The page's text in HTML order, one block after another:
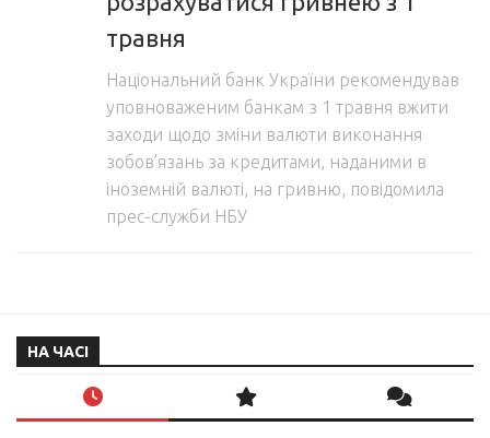
травня
Національний банк України рекомендував
уповноваженим банкам з 1 травня вжити
заходи щодо зміни валюти виконання
зобов’язань за кредитами, наданими в
іноземній валюті, на гривню, повідомила
прес-служби НБУ
НА ЧАСІ